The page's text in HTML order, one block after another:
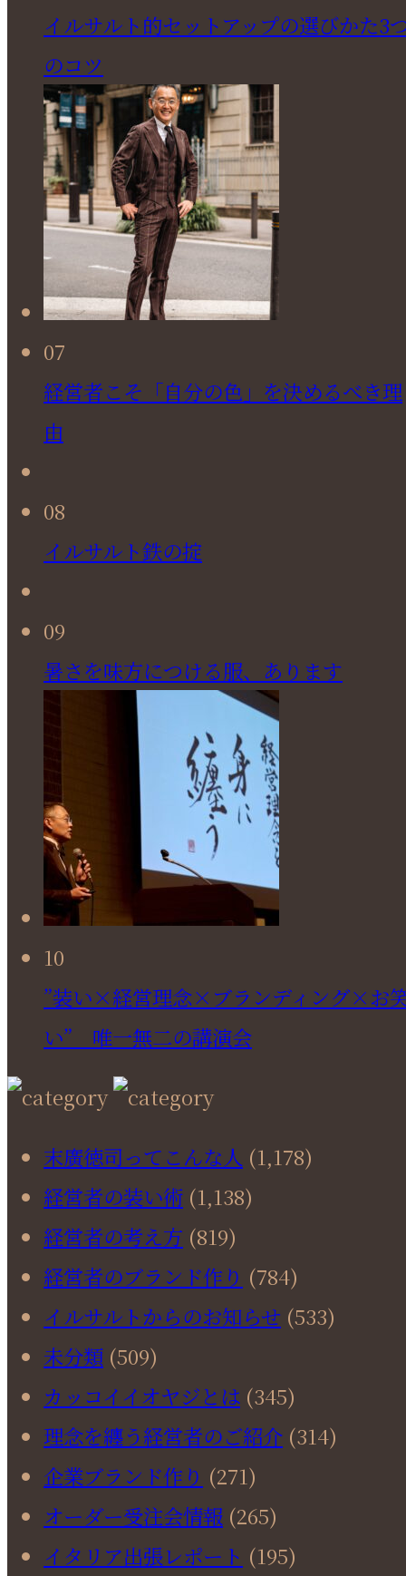
イルサルト的セットアップの選びかた3
のコツ
07
経営者こそ「自分の色」を決めるべき理
由
08
イルサルト鉄の掟
09
暑さを味方につける服、あります
10
”装い×経営理念×ブランディング×お
い” 唯一無二の講演会
末廣徳司ってこんな人 (1,178)
経営者の装い術 (1,138)
経営者の考え方 (819)
経営者のブランド作り (784)
イルサルトからのお知らせ (533)
未分類 (509)
カッコイイオヤジとは (345)
理念を纏う経営者のご紹介 (314)
企業ブランド作り (271)
オーダー受注会情報 (265)
イタリア出張レポート (195)